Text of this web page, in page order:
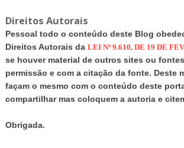
Direitos Autorais
Pessoal todo o conteúdo deste Blog
Direitos Autorais da LEI Nº 9.610, DE 19 DE
se houver material de outros sites ou
permissão e com a citação da fonte. Deste
façam o mesmo com o conteúdo deste
compartilhar mas coloquem a autoria e
Obrigada.